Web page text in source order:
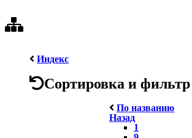
Индекс
Сортировка и фильтр
По названию
Назад
1